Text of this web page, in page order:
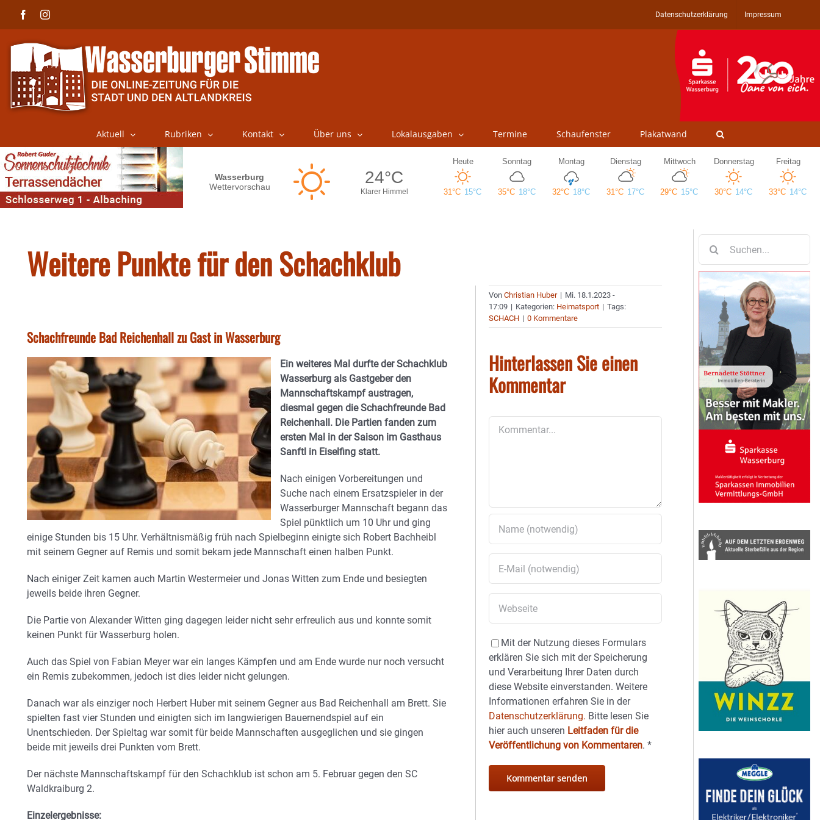
FacebookInstagram Datenschutzerklärung Impressum
Aktuell Rubriken Kontakt Über uns Lokalausgaben Termine Schaufenster Plakatwand
Weitere Punkte für den Schachklub
Schachfreunde Bad Reichenhall zu Gast in Wasserburg
Ein weiteres Mal durfte der Schachklub
Wasserburg als Gastgeber den
Mannschaftskampf austragen,
diesmal gegen die Schachfreunde Bad
Reichenhall. Die Partien fanden zum
ersten Mal in der Saison im Gasthaus
Sanftl in Eiselfing statt.
Nach einigen Vorbereitungen und
Suche nach einem Ersatzspieler in der
Wasserburger Mannschaft begann das
Spiel pünktlich um 10 Uhr und ging
einige Stunden bis 15 Uhr. Verhältnismäßig früh nach Spielbeginn einigte sich Robert Bachheibl
mit seinem Gegner auf Remis und somit bekam jede Mannschaft einen halben Punkt.
Nach einiger Zeit kamen auch Martin Westermeier und Jonas Witten zum Ende und besiegten
jeweils beide ihren Gegner.
Die Partie von Alexander Witten ging dagegen leider nicht sehr erfreulich aus und konnte somit
keinen Punkt für Wasserburg holen.
Auch das Spiel von Fabian Meyer war ein langes Kämpfen und am Ende wurde nur noch versucht
ein Remis zubekommen, jedoch ist dies leider nicht gelungen.
Danach war als einziger noch Herbert Huber mit seinem Gegner aus Bad Reichenhall am Brett. Sie
spielten fast vier Stunden und einigten sich im langwierigen Bauernendspiel auf ein
Unentschieden. Der Spieltag war somit für beide Mannschaften ausgeglichen und sie gingen
beide mit jeweils drei Punkten vom Brett.
Der nächste Mannschaftskampf für den Schachklub ist schon am 5. Februar gegen den SC
Waldkraiburg 2.
Einzelergebnisse:
VonChristian Huber | Mi. 18.1.2023 -
17:09 | Kategorien: Heimatsport | Tags:
SCHACH | 0 Kommentare
Hinterlassen Sie einen
Kommentar
Mit der Nutzung dieses Formulars
erklären Sie sich mit der Speicherung
und Verarbeitung Ihrer Daten durch
diese Website einverstanden. Weitere
Informationen erfahren Sie in der
Datenschutzerklärung. Bitte lesen Sie
hier auch unseren Leitfaden für die
Veröffentlichung von Kommentaren.*
nach: